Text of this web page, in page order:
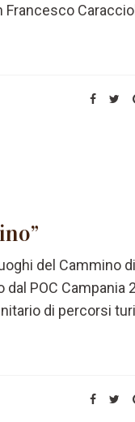
Francesco
del Cammino
POC Campania
di percorsi